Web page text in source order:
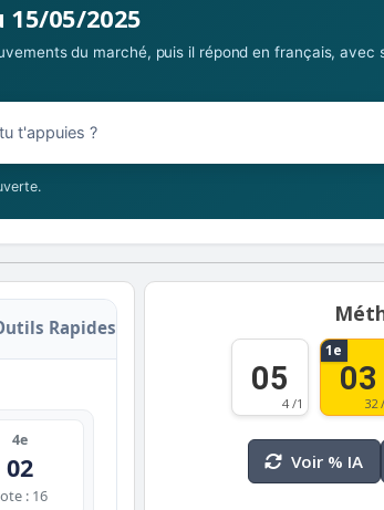
15/05/2025
du marché, puis il répond en français, avec
Rapides
4e
02
: 16
05
4 /1
1e
03
32
Voir % IA